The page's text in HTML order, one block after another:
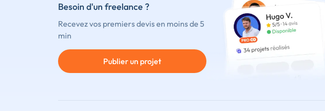
Besoin d'un freelance ?
Recevez vos premiers devis en moins de 5
min
Publier un projet